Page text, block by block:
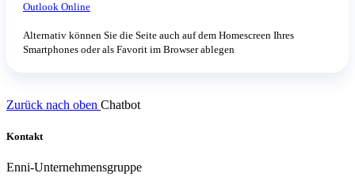
Outlook Online
Alternativ können Sie die Seite auch auf dem Homescreen Ihres
Smartphones oder als Favorit im Browser ablegen
Zurück nach oben Chatbot
Kontakt
Enni-Unternehmensgruppe